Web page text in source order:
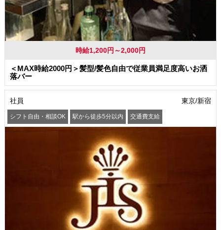
時給1,200円～2,000円
＜MAX時給2000円＞髪型/髪色自由で従業員満足度高いお洒
落バー
社員 東京/新宿
シフト自由・相談OK 駅から徒歩5分以内 交通費支給